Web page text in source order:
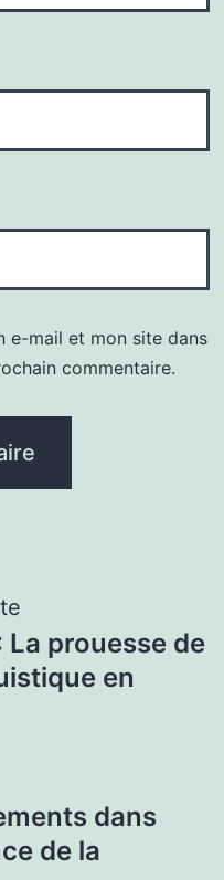
e-mail et mon site dans
commentaire.
La prouesse de
en
dans
de la